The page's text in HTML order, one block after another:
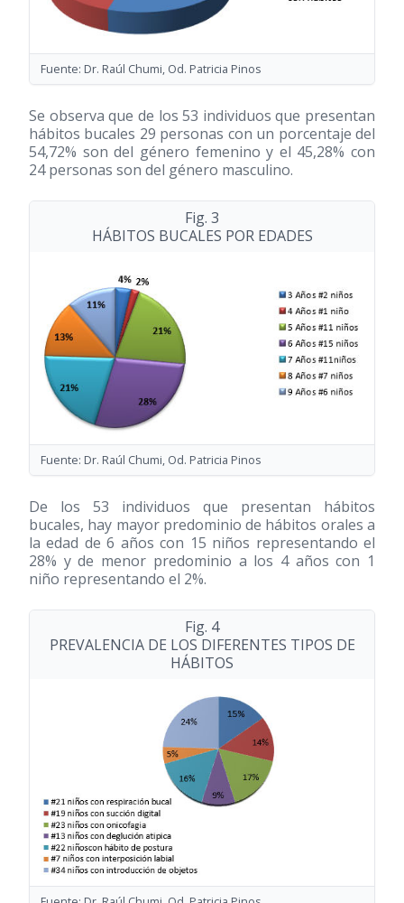
Fuente: Dr. Raúl Chumi, Od. Patricia Pinos
Se observa que de los 53 individuos que presentan
hábitos bucales 29 personas con un porcentaje del
54,72% son del género femenino y el 45,28% con
24 personas son del género masculino.
Fig. 3
HÁBITOS BUCALES POR EDADES
Fuente: Dr. Raúl Chumi, Od. Patricia Pinos
De los 53 individuos que presentan hábitos
bucales, hay mayor predominio de hábitos orales a
la edad de 6 años con 15 niños representando el
28% y de menor predominio a los 4 años con 1
niño representando el 2%.
Fig. 4
PREVALENCIA DE LOS DIFERENTES TIPOS DE
HÁBITOS